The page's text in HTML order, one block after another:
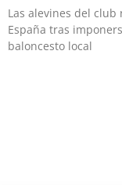
Las alevines del
España tras
baloncesto local